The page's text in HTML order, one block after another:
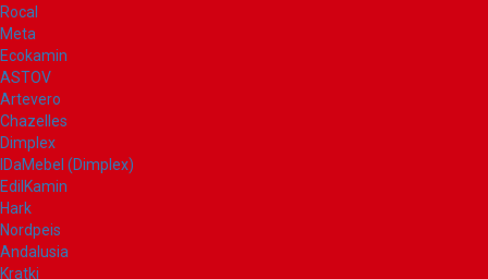
Rocal
Meta
Ecokamin
ASTOV
Artevero
Chazelles
Dimplex
IDaMebel (Dimplex)
EdilKamin
Hark
Nordpeis
Andalusia
Kratki